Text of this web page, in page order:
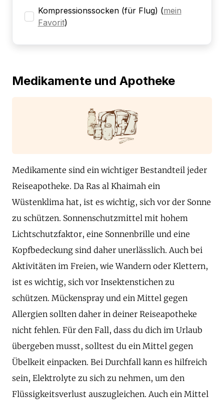
Kompressionssocken (für Flug) (mein
Favorit)
Medikamente und Apotheke
Medikamente sind ein wichtiger Bestandteil jeder
Reiseapotheke. Da Ras al Khaimah ein
Wüstenklima hat, ist es wichtig, sich vor der Sonne
zu schützen. Sonnenschutzmittel mit hohem
Lichtschutzfaktor, eine Sonnenbrille und eine
Kopfbedeckung sind daher unerlässlich. Auch bei
Aktivitäten im Freien, wie Wandern oder Klettern,
ist es wichtig, sich vor Insektenstichen zu
schützen. Mückenspray und ein Mittel gegen
Allergien sollten daher in deiner Reiseapotheke
nicht fehlen. Für den Fall, dass du dich im Urlaub
übergeben musst, solltest du ein Mittel gegen
Übelkeit einpacken. Bei Durchfall kann es hilfreich
sein, Elektrolyte zu sich zu nehmen, um den
Flüssigkeitsverlust auszugleichen. Auch ein Mittel